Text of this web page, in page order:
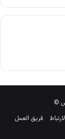
©
فريق العمل